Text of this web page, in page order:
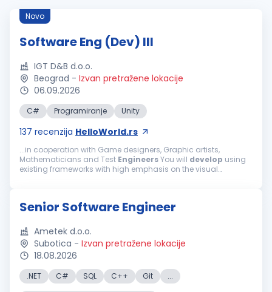
Novo
Software Eng (Dev) III
IGT D&B d.o.o.
Beograd - Izvan pretražene lokacije
06.09.2026
C# Programiranje Unity
137 recenzija HelloWorld.rs
...in cooperation with Game designers, Graphic artists,
Mathematicians and Test EngineersYou will develop using
existing frameworks with high emphasis on the visual
Senior Software Engineer
Ametek d.o.o.
Subotica - Izvan pretražene lokacije
18.08.2026
.NET C# SQL C++ Git ...